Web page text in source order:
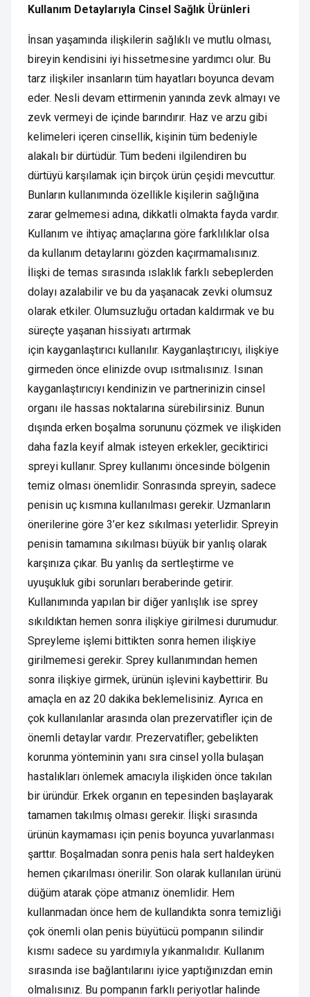
Kullanım Detaylarıyla Cinsel Sağlık Ürünleri
İnsan yaşamında ilişkilerin sağlıklı ve mutlu olması,
bireyin kendisini iyi hissetmesine yardımcı olur. Bu
tarz ilişkiler insanların tüm hayatları boyunca devam
eder. Nesli devam ettirmenin yanında zevk almayı ve
zevk vermeyi de içinde barındırır. Haz ve arzu gibi
kelimeleri içeren cinsellik, kişinin tüm bedeniyle
alakalı bir dürtüdür. Tüm bedeni ilgilendiren bu
dürtüyü karşılamak için birçok ürün çeşidi mevcuttur.
Bunların kullanımında özellikle kişilerin sağlığına
zarar gelmemesi adına, dikkatli olmakta fayda vardır.
Kullanım ve ihtiyaç amaçlarına göre farklılıklar olsa
da kullanım detaylarını gözden kaçırmamalısınız.
İlişki de temas sırasında ıslaklık farklı sebeplerden
dolayı azalabilir ve bu da yaşanacak zevki olumsuz
olarak etkiler. Olumsuzluğu ortadan kaldırmak ve bu
süreçte yaşanan hissiyatı artırmak
için kayganlaştırıcı kullanılır. Kayganlaştırıcıyı, ilişkiye
girmeden önce elinizde ovup ısıtmalısınız. Isınan
kayganlaştırıcıyı kendinizin ve partnerinizin cinsel
organı ile hassas noktalarına sürebilirsiniz. Bunun
dışında erken boşalma sorununu çözmek ve ilişkiden
daha fazla keyif almak isteyen erkekler, geciktirici
spreyi kullanır. Sprey kullanımı öncesinde bölgenin
temiz olması önemlidir. Sonrasında spreyin, sadece
penisin uç kısmına kullanılması gerekir. Uzmanların
önerilerine göre 3’er kez sıkılması yeterlidir. Spreyin
penisin tamamına sıkılması büyük bir yanlış olarak
karşınıza çıkar. Bu yanlış da sertleştirme ve
uyuşukluk gibi sorunları beraberinde getirir.
Kullanımında yapılan bir diğer yanlışlık ise sprey
sıkıldıktan hemen sonra ilişkiye girilmesi durumudur.
Spreyleme işlemi bittikten sonra hemen ilişkiye
girilmemesi gerekir. Sprey kullanımından hemen
sonra ilişkiye girmek, ürünün işlevini kaybettirir. Bu
amaçla en az 20 dakika beklemelisiniz. Ayrıca en
çok kullanılanlar arasında olan prezervatifler için de
önemli detaylar vardır. Prezervatifler; gebelikten
korunma yönteminin yanı sıra cinsel yolla bulaşan
hastalıkları önlemek amacıyla ilişkiden önce takılan
bir üründür. Erkek organın en tepesinden başlayarak
tamamen takılmış olması gerekir. İlişki sırasında
ürünün kaymaması için penis boyunca yuvarlanması
şarttır. Boşalmadan sonra penis hala sert haldeyken
hemen çıkarılması önerilir. Son olarak kullanılan ürünü
düğüm atarak çöpe atmanız önemlidir. Hem
kullanmadan önce hem de kullandıkta sonra temizliği
çok önemli olan penis büyütücü pompanın silindir
kısmı sadece su yardımıyla yıkanmalıdır. Kullanım
sırasında ise bağlantılarını iyice yaptığınızdan emin
olmalısınız. Bu pompanın farklı periyotlar halinde